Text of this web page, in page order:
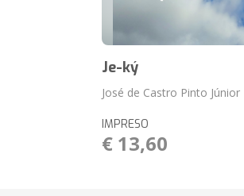
Je-ký
José de Castro Pinto Júnior
IMPRESO
€ 13,60